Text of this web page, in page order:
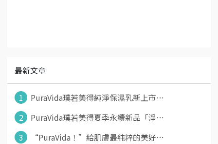
最新文章
1
PuraVida璞若美得純淨保濕乳新上市⋯
2
PuraVida璞若美得夏季永續新品「淨⋯
3
“PuraVida！”給肌膚最純粹的美好⋯